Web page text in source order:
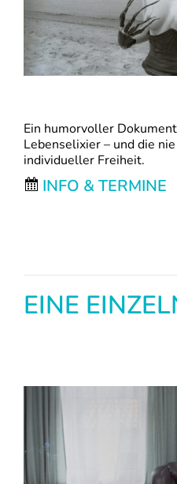
Ein humorvoller
Lebenselixier – und die
individueller Freiheit.
INFO & TERMINE
EINE